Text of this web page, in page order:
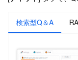
検索型Q＆A